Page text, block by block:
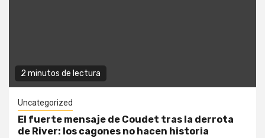
2 minutos de lectura
Uncategorized
El fuerte mensaje de Coudet tras la derrota
de River: los cagones no hacen historia